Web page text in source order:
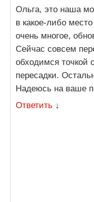
Ольга, это наша
в какое-либо
очень многое,
Сейчас совсем
обходимся точкой
пересадки.
Надеюсь на ваше
Ответить ↓